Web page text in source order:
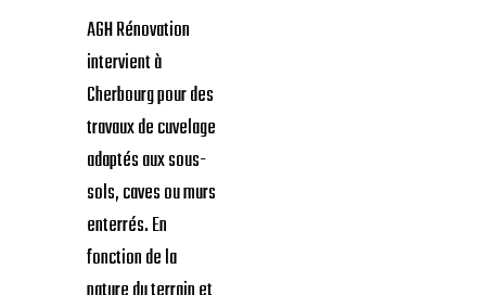
AGH Rénovation
intervient à
Cherbourg pour des
travaux de cuvelage
adaptés aux sous-
sols, caves ou murs
enterrés. En
fonction de la